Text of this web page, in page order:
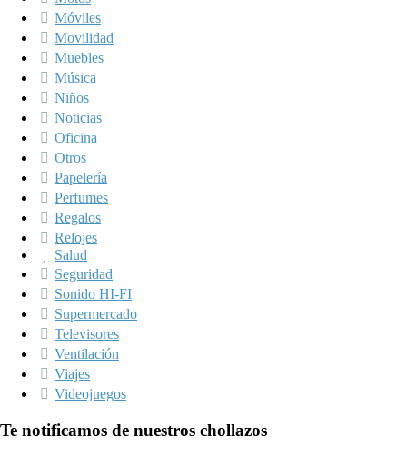
Móviles
Movilidad
Muebles
Música
Niños
Noticias
Oficina
Otros
Papelería
Perfumes
Regalos
Relojes
Salud
Seguridad
Sonido HI-FI
Supermercado
Televisores
Ventilación
Viajes
Videojuegos
Te notificamos de nuestros chollazos